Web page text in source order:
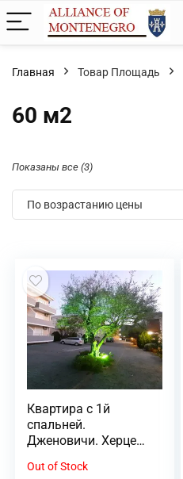
Главная Товар Площадь
60 м2
Показаны все (3)
По возрастанию цены
Квартира с 1й
спальней.
Дженовичи. Херцег
Out of Stock